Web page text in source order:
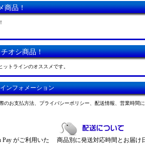
商品！
オシ商品！
トラインのオススメです。
ンフォメーション
のお支払方法、プライバシーポリシー、配送情報、営業時間に
がご利用いた
商品別に発送対応時間とお届け